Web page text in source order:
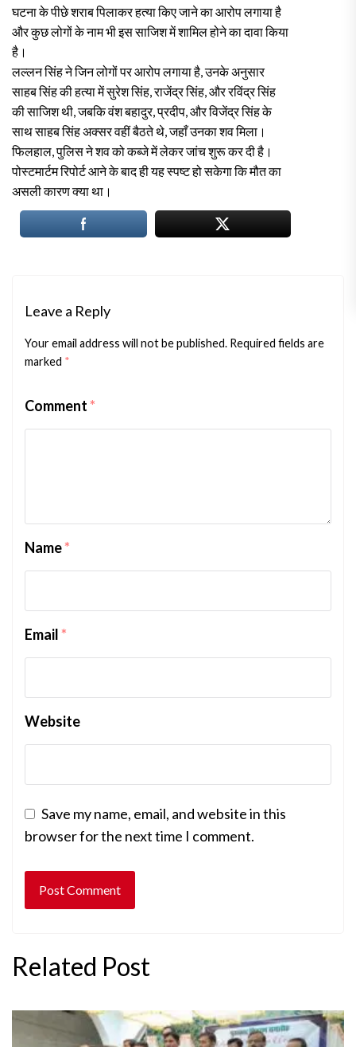
घटना के पीछे शराब पिलाकर हत्या किए जाने का आरोप लगाया है
और कुछ लोगों के नाम भी इस साजिश में शामिल होने का दावा किया
है।
लल्लन सिंह ने जिन लोगों पर आरोप लगाया है, उनके अनुसार
साहब सिंह की हत्या में सुरेश सिंह, राजेंद्र सिंह, और रविंद्र सिंह
की साजिश थी, जबकि वंश बहादुर, प्रदीप, और विजेंद्र सिंह के
साथ साहब सिंह अक्सर वहीं बैठते थे, जहाँ उनका शव मिला।
फिलहाल, पुलिस ने शव को कब्जे में लेकर जांच शुरू कर दी है।
पोस्टमार्टम रिपोर्ट आने के बाद ही यह स्पष्ट हो सकेगा कि मौत का
असली कारण क्या था।
Leave a Reply
Your email address will not be published. Required fields are
marked *
Comment*
Name*
Email*
Website
Save my name, email, and website in this
browser for the next time I comment.
Related Post